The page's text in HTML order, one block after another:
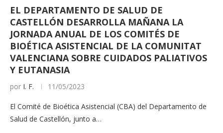
EL DEPARTAMENTO DE SALUD DE
CASTELLÓN DESARROLLA MAÑANA LA
JORNADA ANUAL DE LOS COMITÉS DE
BIOÉTICA ASISTENCIAL DE LA COMUNITAT
VALENCIANA SOBRE CUIDADOS PALIATIVOS
Y EUTANASIA
por I. F. 11/05/2023
El Comité de Bioética Asistencial (CBA) del Departamento de
Salud de Castellón, junto a…